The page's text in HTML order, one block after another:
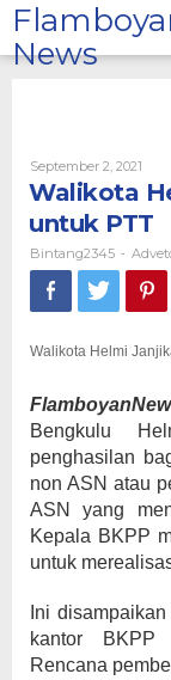
Lewati
ke
konten
News
September 2, 2021
Walikota
untuk PTT
Bintang2345 -
Walikota Helmi
Bengkulu
penghasilan
non ASN atau
ASN yang
Kepala BKPP
untuk
Ini
kantor BKPP
Rencana